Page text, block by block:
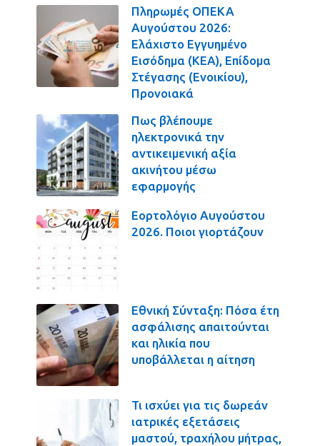
Πληρωμές ΟΠΕΚΑ
Αυγούστου 2026:
Ελάχιστο Εγγυημένο
Εισόδημα (ΚΕΑ), Επίδομα
Στέγασης (Ενοικίου),
Προνοιακά
Πως βλέπουμε
ηλεκτρονικά την
αντικειμενική αξία
ακινήτου μέσω
εφαρμογής
Εορτολόγιο Αυγούστου
2026. Ποιοι γιορτάζουν
Εθνική Σύνταξη: Πόσα έτη
ασφάλισης απαιτούνται
και ηλικία που
υποβάλλεται η αίτηση
Τι ισχύει για τις δωρεάν
ιατρικές εξετάσεις
μαστού, τραχήλου μήτρας,